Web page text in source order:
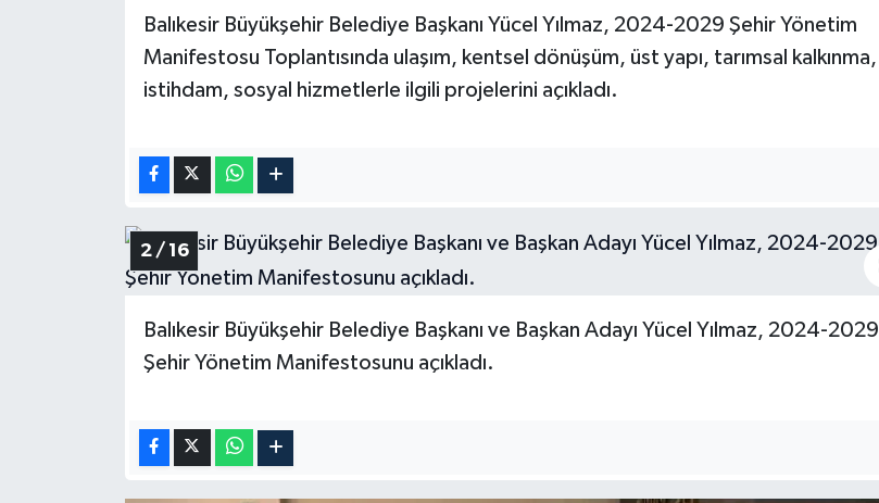
Balıkesir Büyükşehir Belediye Başkanı Yücel Yılmaz, 2024-2029 Şehir Yönetim
Manifestosu Toplantısında ulaşım, kentsel dönüşüm, üst yapı, tarımsal kalkınma,
istihdam, sosyal hizmetlerle ilgili projelerini açıkladı.
2 / 16
Balıkesir Büyükşehir Belediye Başkanı ve Başkan Adayı Yücel Yılmaz, 2024-2029
Şehir Yönetim Manifestosunu açıkladı.